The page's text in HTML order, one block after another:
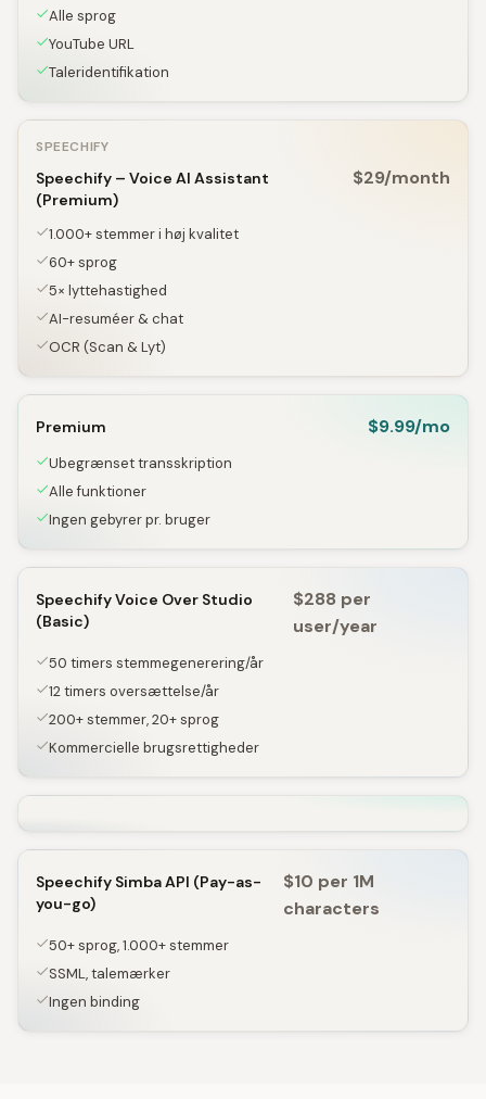
Alle sprog
YouTube URL
Taleridentifikation
SPEECHIFY
Speechify – Voice AI Assistant
(Premium)
$29/month
1.000+ stemmer i høj kvalitet
60+ sprog
5× lyttehastighed
AI-resuméer & chat
OCR (Scan & Lyt)
Premium $9.99/mo
Ubegrænset transskription
Alle funktioner
Ingen gebyrer pr. bruger
Speechify Voice Over Studio
(Basic)
$288 per
user/year
50 timers stemmegenerering/år
12 timers oversættelse/år
200+ stemmer, 20+ sprog
Kommercielle brugsrettigheder
Speechify Simba API (Pay-as-
you-go)
$10 per 1M
characters
50+ sprog, 1.000+ stemmer
SSML, talemærker
Ingen binding